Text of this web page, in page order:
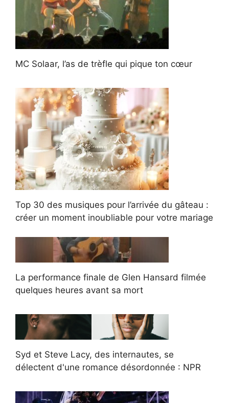
MC Solaar, l’as de trèfle qui pique ton cœur
Top 30 des musiques pour l’arrivée du gâteau :
créer un moment inoubliable pour votre mariage
La performance finale de Glen Hansard filmée
quelques heures avant sa mort
Syd et Steve Lacy, des internautes, se
délectent d'une romance désordonnée : NPR